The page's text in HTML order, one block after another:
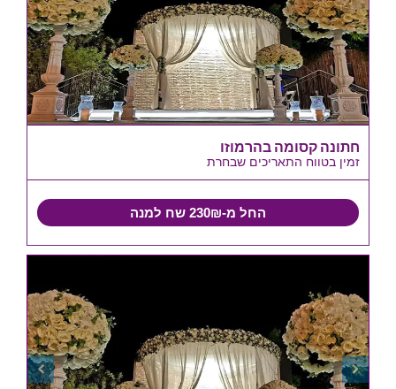
חתונה קסומה בהרמוזו
זמין בטווח התאריכים שבחרת
החל מ-230₪ שח למנה